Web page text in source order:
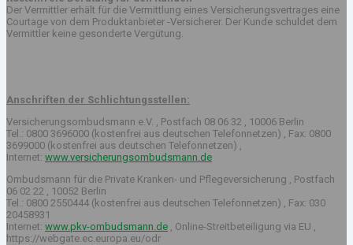
Der Vermittler erhält für die Vermittlung eines Versicherungsvertrages eine
Courtage von dem Produktanbieter -Versicherer. Der Kunde schuldet dem
Vermittler keine gesonderte Vergütung.
Anschriften der Schlichtungsstellen:
Versicherungsombudsmann e.V. , Postfach 08 06 32 , 10006 Berlin
Tel.: 0800 3696000 (kostenfrei aus deutschen Telefonnetzen) , Fax: 0800
3699000 (kostenfrei aus deutschen Telefonnetzen) ,
Internet: www.versicherungsombudsmann.de
Ombudsmann für die Private Kranken- und Pflegeversicherung , Postfach
06 02 22 , 10052 Berlin
Tel.: 0800 2550444 (kostenfrei aus deutschen Telefonnetzen) , Fax: 030
20458931
Internet: www.pkv-ombudsmann.de , Online-Streitbeteiligung via EU ,
https://webgate.ec.europa.eu/odr